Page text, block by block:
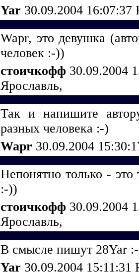
Yar 30.09.2004 16:07:37
Wapr, это девушка
человек :-))
стоичкофф 30.09.2004
Ярославль,
Так и напишите
разных человека :-)
Wapr 30.09.2004
Непонятно только - это
:-))
стоичкофф 30.09.2004
Ярославль,
В смысле пишут 28Yar
Yar 30.09.2004 15:11:31